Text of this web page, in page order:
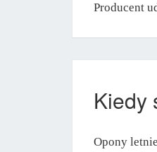
Producent
Kiedy
Opony